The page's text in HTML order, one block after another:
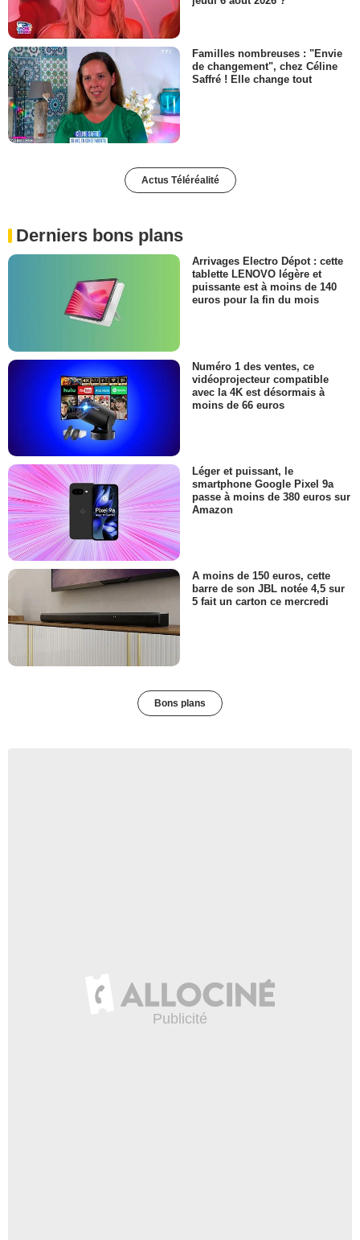
Familles nombreuses : "Envie
de changement", chez Céline
Saffré ! Elle change tout
Actus Téléréalité
Derniers bons plans
Arrivages Electro Dépot : cette
tablette LENOVO légère et
puissante est à moins de 140
euros pour la fin du mois
Numéro 1 des ventes, ce
vidéoprojecteur compatible
avec la 4K est désormais à
moins de 66 euros
Léger et puissant, le
smartphone Google Pixel 9a
passe à moins de 380 euros sur
Amazon
A moins de 150 euros, cette
barre de son JBL notée 4,5 sur
5 fait un carton ce mercredi
Bons plans